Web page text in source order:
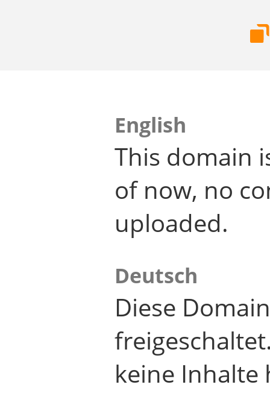
English
This domain
of now, no
uploaded.
Deutsch
Diese
keine Inhalte